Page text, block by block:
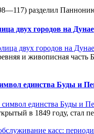
разделил
двух городов на Дунае
и живописная часть
единства Буды и
в 1849 году, стал